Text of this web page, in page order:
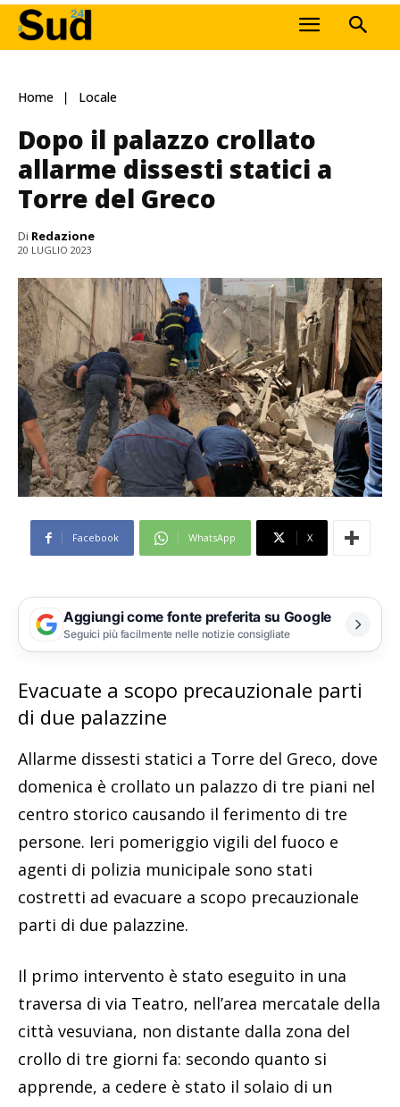
Home Locale
Dopo il palazzo crollato
allarme dissesti statici a
Torre del Greco
Di Redazione
20 LUGLIO 2023
Facebook WhatsApp X
Aggiungi come fonte preferita su Google
Seguici più facilmente nelle notizie consigliate
Evacuate a scopo precauzionale parti
di due palazzine
Allarme dissesti statici a Torre del Greco, dove
domenica è crollato un palazzo di tre piani nel
centro storico causando il ferimento di tre
persone. Ieri pomeriggio vigili del fuoco e
agenti di polizia municipale sono stati
costretti ad evacuare a scopo precauzionale
parti di due palazzine.
Il primo intervento è stato eseguito in una
traversa di via Teatro, nell’area mercatale della
città vesuviana, non distante dalla zona del
crollo di tre giorni fa: secondo quanto si
apprende, a cedere è stato il solaio di un